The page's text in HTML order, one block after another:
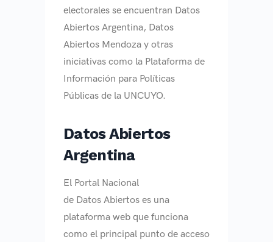
electorales se encuentran Datos
Abiertos Argentina, Datos
Abiertos Mendoza y otras
iniciativas como la Plataforma de
Información para Políticas
Públicas de la UNCUYO.
Datos Abiertos
Argentina
El Portal Nacional
de Datos Abiertos es una
plataforma web que funciona
como el principal punto de acceso